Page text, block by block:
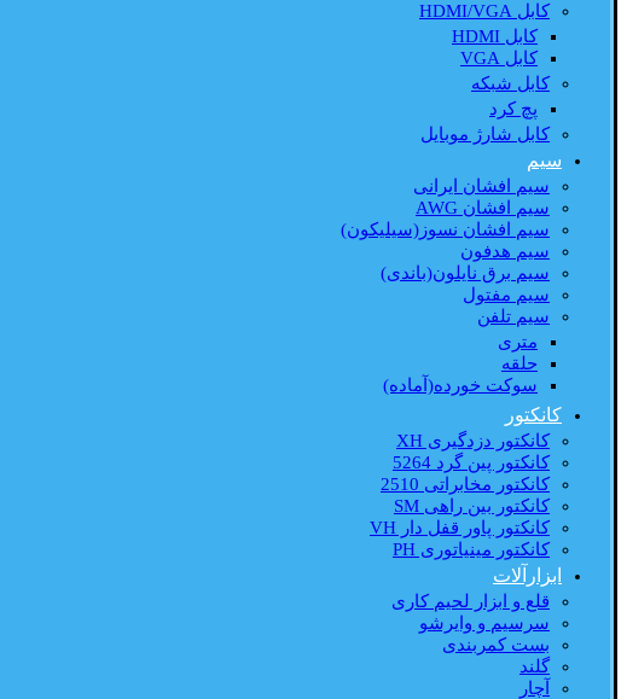
کابل HDMI/VGA
کابل HDMI
کابل VGA
کابل شبکه
پچ کرد
کابل شارژ موبایل
سیم
سیم افشان ایرانی
سیم افشان AWG
سیم افشان نسوز(سیلیکون)
سیم هدفون
سیم برق نایلون(باندی)
سیم مفتول
سیم تلفن
متری
حلقه
سوکت خورده(آماده)
کانکتور
کانکتور دزدگیری XH
کانکتور پین گرد 5264
کانکتور مخابراتی 2510
کانکتور بین راهی SM
کانکتور پاور قفل دار VH
کانکتور مینیاتوری PH
ابزارآلات
قلع و ابزار لحیم کاری
سرسیم و وایرشو
بست کمربندی
گلند
آچار